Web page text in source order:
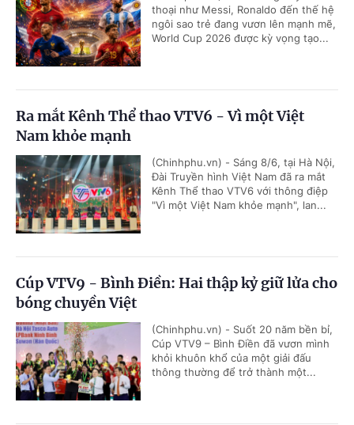
thoại như Messi, Ronaldo đến thế hệ
ngôi sao trẻ đang vươn lên mạnh mẽ,
World Cup 2026 được kỳ vọng tạo...
Ra mắt Kênh Thể thao VTV6 - Vì một Việt
Nam khỏe mạnh
(Chinhphu.vn) - Sáng 8/6, tại Hà Nội,
Đài Truyền hình Việt Nam đã ra mắt
Kênh Thể thao VTV6 với thông điệp
"Vì một Việt Nam khỏe mạnh", lan...
Cúp VTV9 - Bình Điền: Hai thập kỷ giữ lửa cho
bóng chuyền Việt
(Chinhphu.vn) - Suốt 20 năm bền bỉ,
Cúp VTV9 – Bình Điền đã vươn mình
khỏi khuôn khổ của một giải đấu
thông thường để trở thành một...